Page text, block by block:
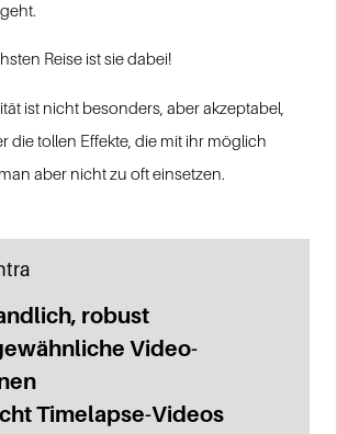
Reise ist sie dabei!
ist nicht besonders, aber akzeptabel,
die tollen Effekte, die mit ihr möglich
aber nicht zu oft einsetzen.
robust
Video-
Timelapse-Videos